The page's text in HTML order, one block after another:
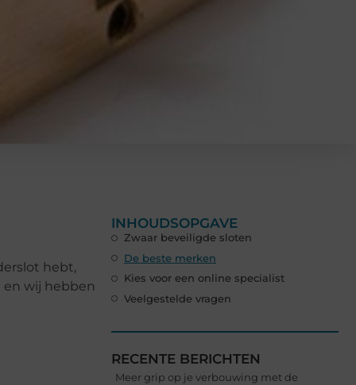
hebt,
wij hebben
INHOUDSOPGAVE
Zwaar beveiligde sloten
De beste merken
Kies voor een online specialist
Veelgestelde vragen
RECENTE BERICHTEN
Meer grip op je verbouwing met de